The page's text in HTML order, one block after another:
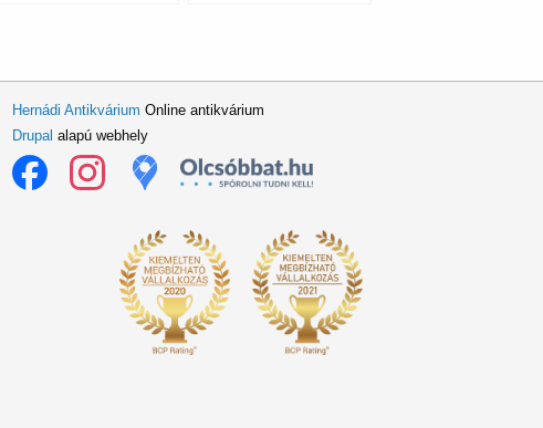
Hernádi Antikvárium Online antikvárium
Drupal alapú webhely